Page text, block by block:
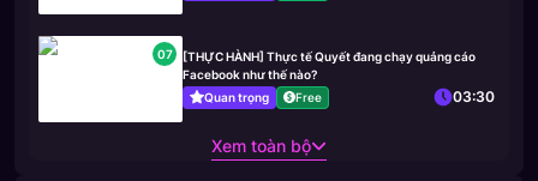
07
[THỰC HÀNH] Thực tế Quyết đang chạy quảng cáo
Facebook như thế nào?
Quan trọng
Free 03:30
Xem toàn bộ